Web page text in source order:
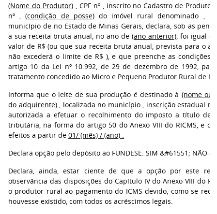
(Nome do Produtor), CPF nº ,inscrito no Cadastro de Produtor
nº ,(condição de posse)do imóvel rural denominado ,
município de no Estado de Minas Gerais, declara, sob as
a sua receita bruta anual, no ano de (ano anterior), foi igual
valor de R$ (ou que sua receita bruta anual, prevista para o
não excederá o limite de R$ ), e que preenche as condições
artigo 10 da Lei nº 10.992, de 29 de dezembro de 1992,
tratamento concedido ao Micro e Pequeno Produtor Rural de
Informa que o leite de sua produção é destinado à (nome ou
do adquirente), localizada no município , inscrição estadual nº
autorizada a efetuar o recolhimento do imposto a título de
tributária, na forma do artigo 50 do Anexo VIII do RICMS, e
efeitos a partir de 01/ (mês) / (ano) .
Declara opção pelo depósito ao FUNDESE. SIM &#61551; NÃO
Declara, ainda, estar ciente de que a opção por este
observância das disposições do Capítulo IV do Anexo VIII do
o produtor rural ao pagamento do ICMS devido, como se
houvesse existido, com todos os acréscimos legais.